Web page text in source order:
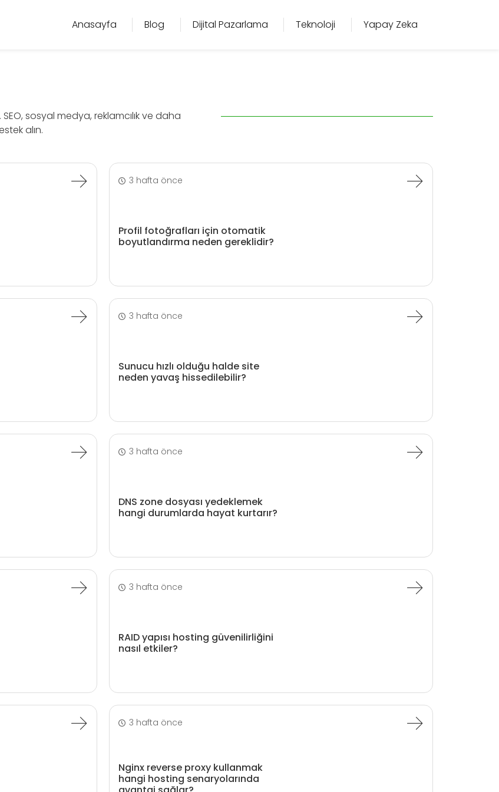
Anasayfa Blog Dijital Pazarlama Teknoloji Yapay Zeka
sosyal medya, reklamcılık ve daha
alın.
3 hafta önce
Profil fotoğrafları için otomatik
boyutlandırma neden gereklidir?
3 hafta önce
Sunucu hızlı olduğu halde site
neden yavaş hissedilebilir?
3 hafta önce
DNS zone dosyası yedeklemek
hangi durumlarda hayat kurtarır?
3 hafta önce
RAID yapısı hosting güvenilirliğini
nasıl etkiler?
3 hafta önce
Nginx reverse proxy kullanmak
hangi hosting senaryolarında